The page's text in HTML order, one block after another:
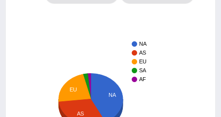
NA
AS
EU
SA
AF
NA
EU
AS